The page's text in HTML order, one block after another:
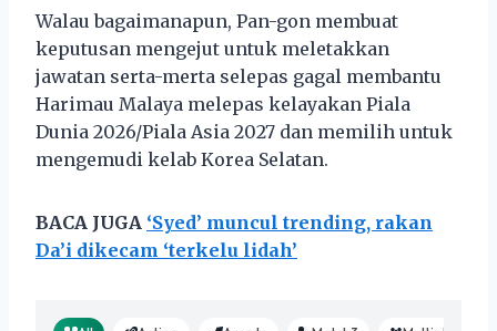
Walau bagaimanapun, Pan-gon membuat
keputusan mengejut untuk meletakkan
jawatan serta-merta selepas gagal membantu
Harimau Malaya melepas kelayakan Piala
Dunia 2026/Piala Asia 2027 dan memilih untuk
mengemudi kelab Korea Selatan.
BACA JUGA ‘Syed’ muncul trending, rakan
Da’i dikecam ‘terkelu lidah’